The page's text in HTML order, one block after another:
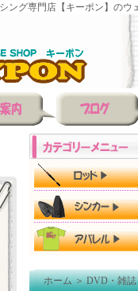
ング専門店【キーポン】のウ
ホーム＞DVD・雑誌